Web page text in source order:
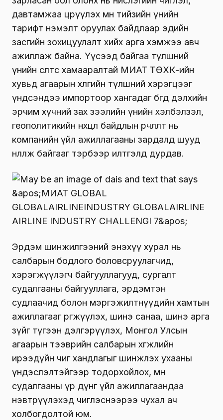
давтамжаа цөөрүүлэх мөн тийзийн үнийн
тарифт нэмэлт оруулах байдлаар эдийн
засгийн зохицуулалт хийх арга хэмжээ авч
ажиллаж байна. Үүсээд байгаа түлшний
үнийн өсөлтөөс хамааралтай МИАТ ТӨХК-ийн
хувьд агаарын хөлгийн түлшний хэрэгцээг
үндсэндээ импортоор хангадаг бөгөөд дэлхийн
эрчим хүчний зах зээлийн үнийн хэлбэлзэл,
геополитикийн нөхцөл байдлын өөрчлөлт нь
компанийн үйл ажиллагааны зардалд шууд
нөлөөлж байгааг тэрбээр илтгэлд дурдав.
Эрдэм шинжилгээний энэхүү хурал нь
салбарын бодлого боловсруулагчид,
хэрэгжүүлэгч байгууллагууд, сургалт
судалгааны байгууллага, эрдэмтэн
судлаачид болон мэргэжилтнүүдийн хамтын
ажиллагааг өргөжүүлэх, шинэ санаа, шинэ арга
зүйг түгээн дэлгэрүүлэх, Монгол Улсын
агаарын тээврийн салбарын хөгжлийн
ирээдүйн чиг хандлагыг шинжлэх ухааны
үндэслэлтэйгээр тодорхойлох, мөн
судалгааны үр дүнг үйл ажиллагаандаа
нэвтрүүлэхэд чиглэснээрээ чухал ач
холбогдолтой юм.